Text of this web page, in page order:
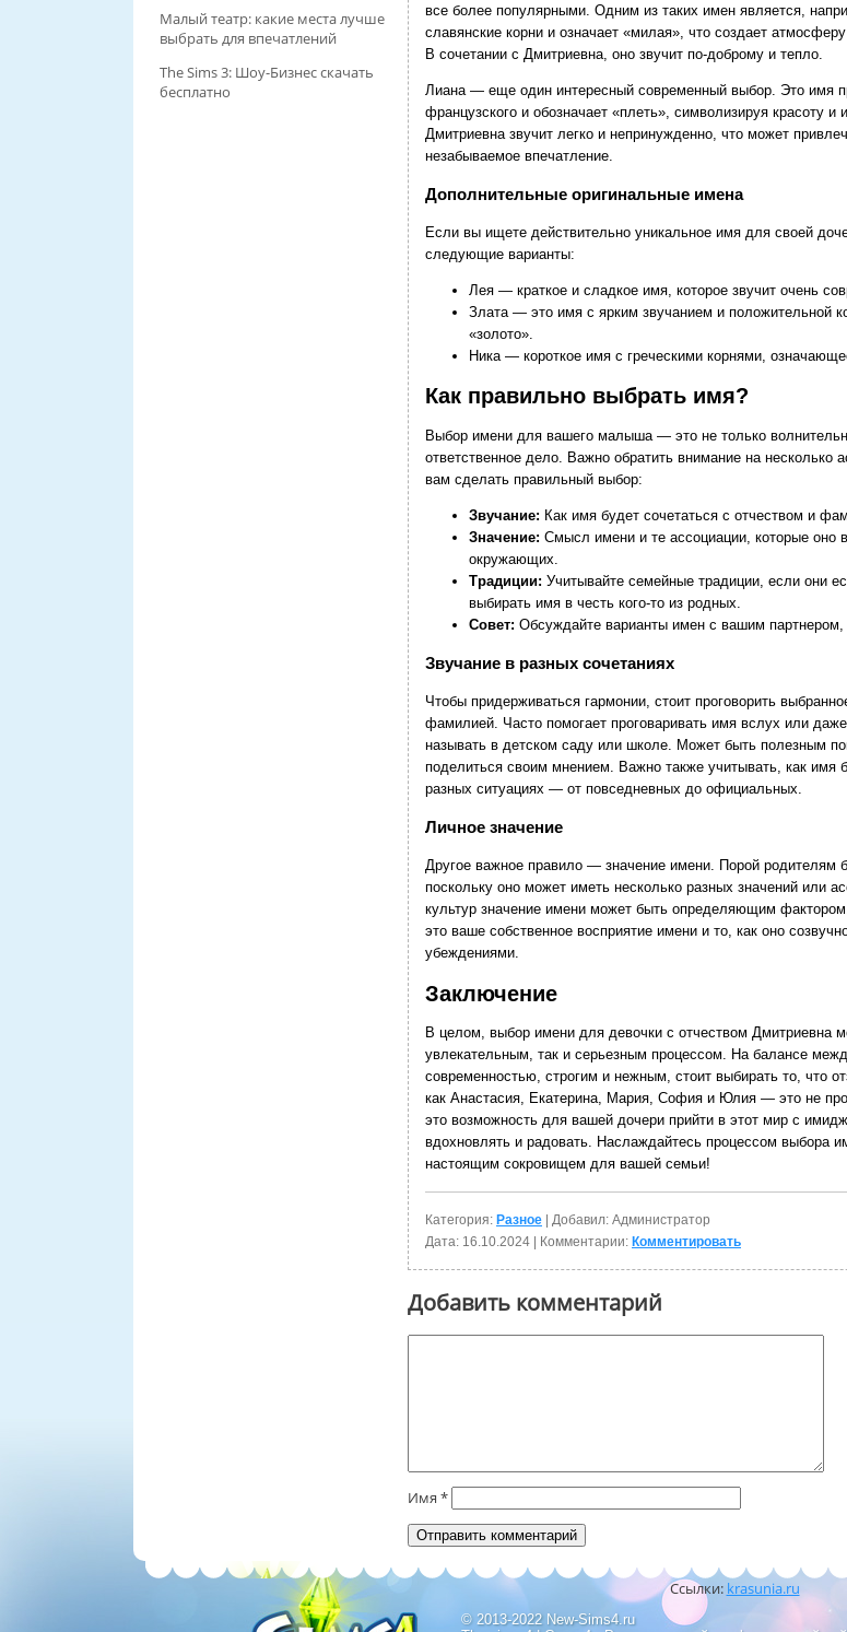
все более популярными. Одним из таких имен является,
славянские корни и означает «милая», что создает
В сочетании с Дмитриевна, оно звучит по-доброму и тепло.
Лиана — еще один интересный современный выбор. Это имя
французского и обозначает «плеть», символизируя красоту и
Дмитриевна звучит легко и непринужденно, что может
незабываемое впечатление.
Дополнительные оригинальные имена
Если вы ищете действительно уникальное имя для своей
следующие варианты:
Лея — краткое и сладкое имя, которое звучит очень
Злата — это имя с ярким звучанием и положительной
«золото».
Ника — короткое имя с греческими корнями,
Как правильно выбрать имя?
Выбор имени для вашего малыша — это не только
ответственное дело. Важно обратить внимание на несколько
вам сделать правильный выбор:
Звучание: Как имя будет сочетаться с отчеством и
Значение: Смысл имени и те ассоциации, которые оно
окружающих.
Традиции: Учитывайте семейные традиции, если они
выбирать имя в честь кого-то из родных.
Совет: Обсуждайте варианты имен с вашим
Звучание в разных сочетаниях
Чтобы придерживаться гармонии, стоит проговорить
фамилией. Часто помогает проговаривать имя вслух или даже
называть в детском саду или школе. Может быть полезным
поделиться своим мнением. Важно также учитывать, как имя
разных ситуациях — от повседневных до официальных.
Личное значение
Другое важное правило — значение имени. Порой родителям
поскольку оно может иметь несколько разных значений или
культур значение имени может быть определяющим
это ваше собственное восприятие имени и то, как оно
убеждениями.
Заключение
В целом, выбор имени для девочки с отчеством Дмитриевна
увлекательным, так и серьезным процессом. На балансе
современностью, строгим и нежным, стоит выбирать то, что
как Анастасия, Екатерина, Мария, София и Юлия — это не
это возможность для вашей дочери прийти в этот мир с
вдохновлять и радовать. Наслаждайтесь процессом выбора
настоящим сокровищем для вашей семьи!
Категория: Разное | Добавил: Администратор
Дата: 16.10.2024 | Комментарии: Комментировать
Добавить комментарий
Имя *
Малый театр: какие места лучше
выбрать для впечатлений
The Sims 3: Шоу-Бизнес скачать
бесплатно
© 2013-2022 New-Sims4.ru
Ссылки: krasunia.ru